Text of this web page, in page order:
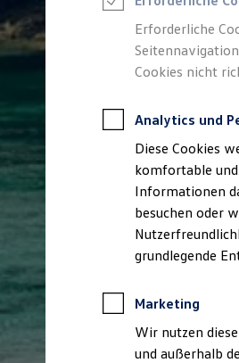
ID Vorteile
für Gebrauchtwagen
Gebrauchtwagen
Erforderliche
Cookies nicht
Analytics und
Diese Cookies
komfortable
Informationen
besuchen oder
grundlegende
Marketing
Wir nutzen
und außerhalb